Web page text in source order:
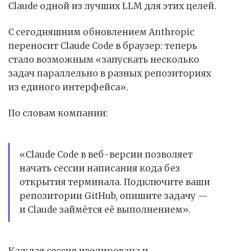
Claude одной из лучших LLM для этих целей.
С сегодняшним обновлением Anthropic
переносит Claude Code в браузер: теперь
стало возможным «запускать несколько
задач параллельно в разных репозиториях
из единого интерфейса».
По словам компании:
«Claude Code в веб-версии позволяет
начать сессии написания кода без
открытия терминала. Подключите ваши
репозитории GitHub, опишите задачу —
и Claude займётся её выполнением».